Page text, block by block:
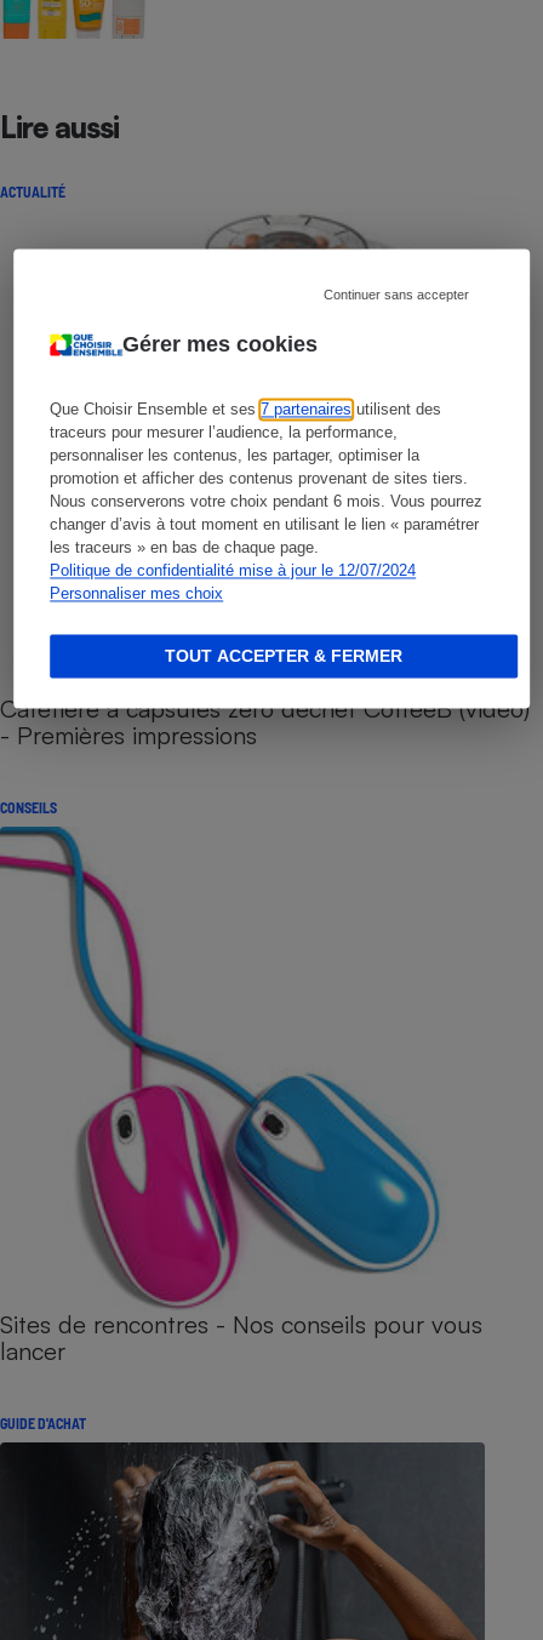
Gérer mes cookies
Que Choisir Ensemble et ses7 partenaires utilisent des
traceurs pour mesurer l’audience, la performance,
personnaliser les contenus, les partager, optimiser la
promotion et afficher des contenus provenant de sites tiers.
Nous conserverons votre choix pendant 6 mois. Vous pourrez
changer d’avis à tout moment en utilisant le lien « paramétrer
les traceurs » en bas de chaque page.
Politique de confidentialité mise à jour le 12/07/2024
Personnaliser mes choix
Continuer sans accepter
TOUT ACCEPTER & FERMER
Lire aussi
ACTUALITÉ
Cafetière à capsules zéro déchet CoffeeB (vidéo)
- Premières impressions
CONSEILS
Sites de rencontres - Nos conseils pour vous
lancer
GUIDE D'ACHAT